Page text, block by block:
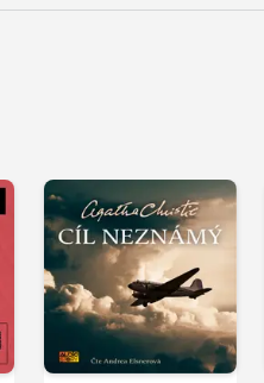
Přehrát
ukázku